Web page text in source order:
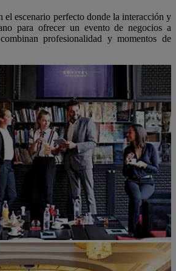
el escenario perfecto donde la interacción y
para ofrecer un evento de negocios a
profesionalidad y momentos de